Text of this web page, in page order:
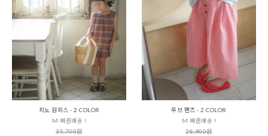
피노 원피스 - 2 COLOR
M 빠른배송 !
35,700원
루브 팬츠 - 2 COLOR
M 빠른배송 !
28,900원